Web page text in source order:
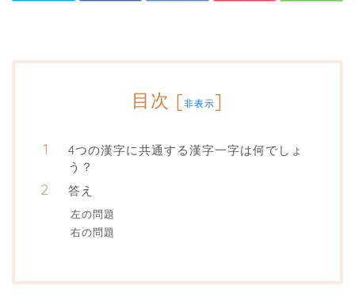
目次 [非表示]
4つの漢字に共通する漢字一字は何でしょ
う？
答え
左の問題
右の問題